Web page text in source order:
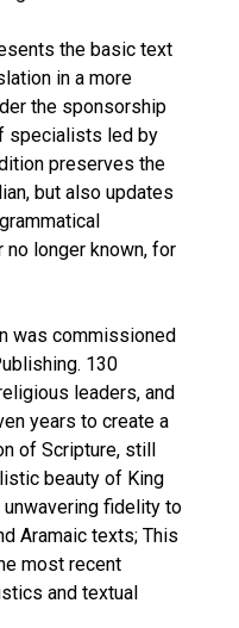
the basic text
in a more
the sponsorship
specialists led by
preserves the
but also updates
no longer known, for
was commissioned
130
leaders, and
years to create a
of Scripture, still
beauty of King
fidelity to
Aramaic texts; This
most recent
and textual